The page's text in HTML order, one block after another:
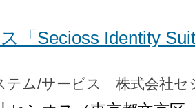
「Secioss Identity
テム/サービス 株式会社